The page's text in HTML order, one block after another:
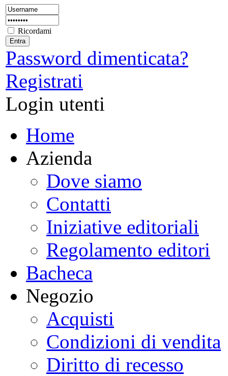
Ricordami
Password dimenticata?
Registrati
Login utenti
Home
Azienda
Dove siamo
Contatti
Iniziative editoriali
Regolamento editori
Bacheca
Negozio
Acquisti
Condizioni di vendita
Diritto di recesso